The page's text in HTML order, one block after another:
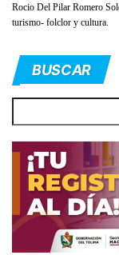
Rocio Del Pilar Romero
turismo- folclor y cultura.
BUSCAR